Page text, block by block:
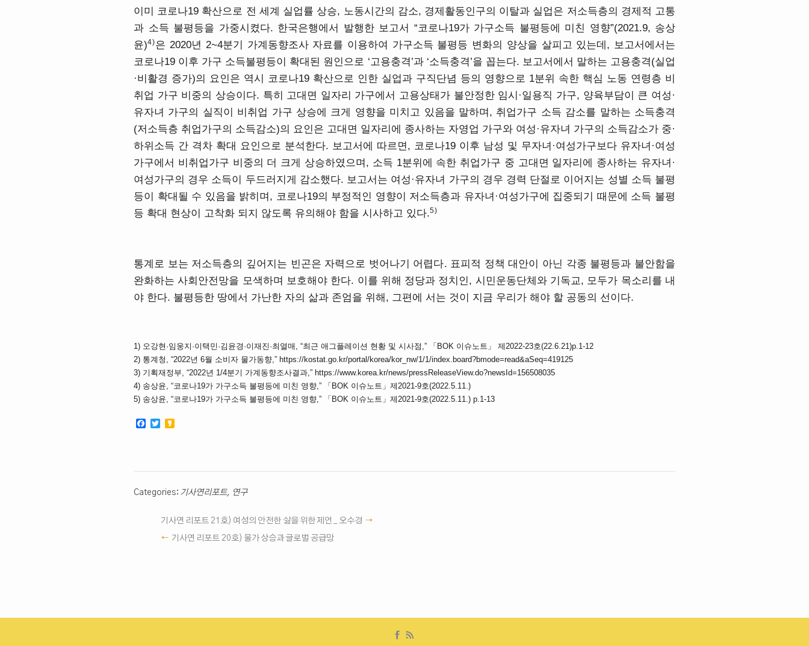
이미 코로나19 확산으로 전 세계 실업률 상승, 노동시간의 감소, 경제활동인구의 이탈과 실업은 저소득층의 경제적 고통
과 소득 불평등을 가중시켰다. 한국은행에서 발행한 보고서 “코로나19가 가구소득 불평등에 미친 영향”(2021.9, 송상
윤)4)은 2020년 2~4분기 가계동향조사 자료를 이용하여 가구소득 불평등 변화의 양상을 살피고 있는데, 보고서에서는
코로나19 이후 가구 소득불평등이 확대된 원인으로 ‘고용충격’과 ‘소득충격’을 꼽는다. 보고서에서 말하는 고용충격(실업
·비활경 증가)의 요인은 역시 코로나19 확산으로 인한 실업과 구직단념 등의 영향으로 1분위 속한 핵심 노동 연령층 비
취업 가구 비중의 상승이다. 특히 고대면 일자리 가구에서 고용상태가 불안정한 임시·일용직 가구, 양육부담이 큰 여성·
유자녀 가구의 실직이 비취업 가구 상승에 크게 영향을 미치고 있음을 말하며, 취업가구 소득 감소를 말하는 소득충격
(저소득층 취업가구의 소득감소)의 요인은 고대면 일자리에 종사하는 자영업 가구와 여성·유자녀 가구의 소득감소가 중·
하위소득 간 격차 확대 요인으로 분석한다. 보고서에 따르면, 코로나19 이후 남성 및 무자녀·여성가구보다 유자녀·여성
가구에서 비취업가구 비중의 더 크게 상승하였으며, 소득 1분위에 속한 취업가구 중 고대면 일자리에 종사하는 유자녀·
여성가구의 경우 소득이 두드러지게 감소했다. 보고서는 여성·유자녀 가구의 경우 경력 단절로 이어지는 성별 소득 불평
등이 확대될 수 있음을 밝히며, 코로나19의 부정적인 영향이 저소득층과 유자녀·여성가구에 집중되기 때문에 소득 불평
등 확대 현상이 고착화 되지 않도록 유의해야 함을 시사하고 있다.5)
통계로 보는 저소득층의 깊어지는 빈곤은 자력으로 벗어나기 어렵다. 표피적 정책 대안이 아닌 각종 불평등과 불안함을
완화하는 사회안전망을 모색하며 보호해야 한다. 이를 위해 정당과 정치인, 시민운동단체와 기독교, 모두가 목소리를 내
야 한다. 불평등한 땅에서 가난한 자의 삶과 존엄을 위해, 그편에 서는 것이 지금 우리가 해야 할 공동의 선이다.
1) 오강현·임웅지·이택민·김윤경·이재진·최열매, “최근 애그플레이션 현황 및 시사점,” 「BOK 이슈노트」 제2022-23호(22.6.21)p.1-12
2) 통계청, “2022년 6월 소비자 물가동향,” https://kostat.go.kr/portal/korea/kor_nw/1/1/index.board?bmode=read&aSeq=419125
3) 기획재정부, “2022년 1/4분기 가계동향조사결과,” https://www.korea.kr/news/pressReleaseView.do?newsId=156508035
4) 송상윤, “코로나19가 가구소득 불평등에 미친 영향,” 「BOK 이슈노트」제2021-9호(2022.5.11.)
5) 송상윤, “코로나19가 가구소득 불평등에 미친 영향,” 「BOK 이슈노트」제2021-9호(2022.5.11.) p.1-13
Facebook
Twitter
Categories: 기사연리포트, 연구
기사연 리포트 21호) 여성의 안전한 삶을 위한 제언 _ 오수경
기사연 리포트 20호) 물가 상승과 글로벌 공급망